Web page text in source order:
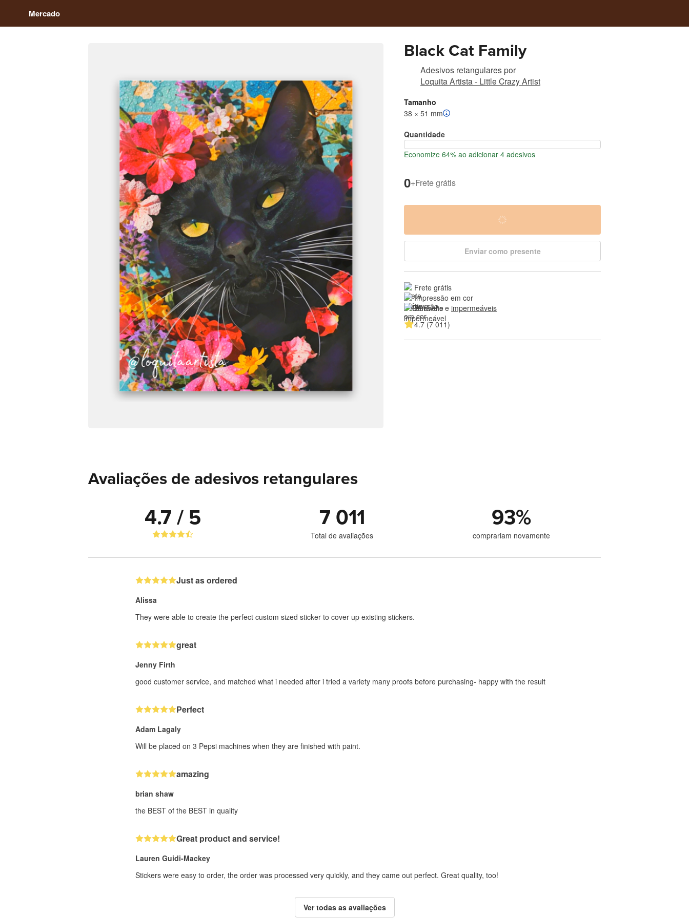
Mercado
Black Cat Family
Adesivos retangularespor
Loquita Artista - Little Crazy Artist
Tamanho
38 × 51 mm
Quantidade
Economize 64% ao adicionar 4 adesivos
0+Frete grátis
Enviar como presente
Frete grátis
Impressão em cor
Duráveis e impermeáveis
4.7 (7 011)
Avaliações de adesivos retangulares
4.7 / 5 7 011
Total de avaliações
93%
comprariam novamente
Just as ordered
Alissa
They were able to create the perfect custom sized sticker to cover up existing stickers.
great
Jenny Firth
good customer service, and matched what i needed after i tried a variety many proofs before purchasing- happy with the result
Perfect
Adam Lagaly
Will be placed on 3 Pepsi machines when they are finished with paint.
amazing
brian shaw
the BEST of the BEST in quality
Great product and service!
Lauren Guidi-Mackey
Stickers were easy to order, the order was processed very quickly, and they came out perfect. Great quality, too!
Ver todas as avaliações